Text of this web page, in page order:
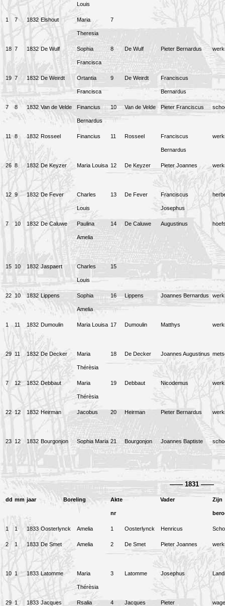
Louis
1 7 1832 Elshout Maria
Theresia
7
18 7 1832 De Wulf Sophia
Francisca
8 De Wulf Pieter Bernardus
19 7 1832 De Weirdt Ortantia
Francisca
9 De Weirdt Franciscus
Bernardus
7 8 1832 Van de Velde Financius
Bernardus
10 Van de Velde Pieter Franciscus
11 8 1832 Rosseel Financius 11 Rosseel Franciscus
Bernardus
26 8 1832 De Keyzer Maria Louisa 12 De Keyzer Pieter Joannes
12 9 1832 De Fever Charles
Louis
13 De Fever Franciscus
Josephus
7 10 1832 De Caluwe Paulina
Amelia
14 De Caluwe Augustinus
15 10 1832 Jaspaert Charles
Louis
15
22 10 1832 Lippens Sophia
Amelia
16 Lippens Joannes Bernardus
1 11 1832 Dumoulin Maria Louisa 17 Dumoulin Matthys
29 11 1832 De Decker Maria
Thérèsia
18 De Decker Joannes Augustinus
7 12 1832 Debbaut Maria
Thérèsia
19 Debbaut Nicodemus
22 12 1832 Heirman Jacobus 20 Heirman Pieter Bernardus
23 12 1832 Bourgonjon Sophia Maria 21 Bourgonjon Joannes Baptiste
—— 1831 ——
dd mm jaar Boreling Akte
nr
Vader Zijn
1 1 1833 Oosterlynck Amelia 1 Oosterlynck Henricus
2 1 1833 De Smet Amelia 2 De Smet Pieter Joannes
10 1 1833 Latomme Maria
Thérèsia
3 Latomme Josephus
29 1 1833 Jacques Rsalia 4 Jacques Pieter